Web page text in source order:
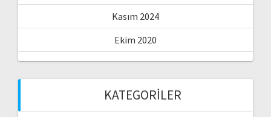
Kasım 2024
Ekim 2020
KATEGORILER